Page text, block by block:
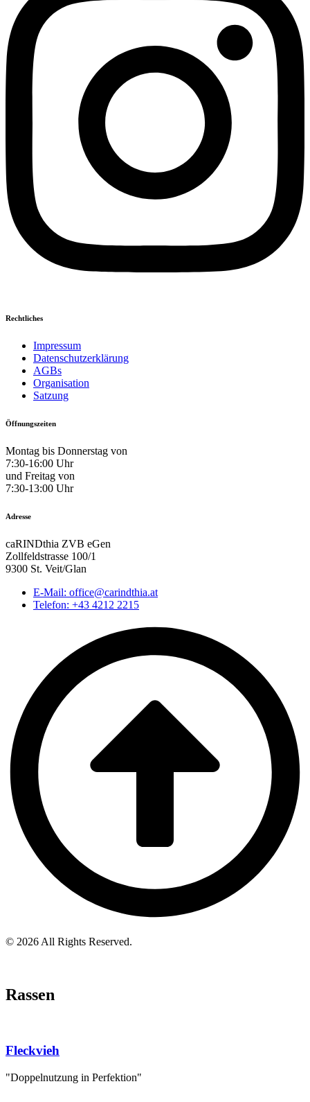
Rechtliches
Impressum
Datenschutzerklärung
AGBs
Organisation
Satzung
Öffnungszeiten
Montag bis Donnerstag von
7:30-16:00 Uhr
und Freitag von
7:30-13:00 Uhr
Adresse
caRINDthia ZVB eGen
Zollfeldstrasse 100/1
9300 St. Veit/Glan
E-Mail: office@carindthia.at
Telefon: +43 4212 2215
© 2026 All Rights Reserved.
Rassen
Fleckvieh
"Doppelnutzung in Perfektion"